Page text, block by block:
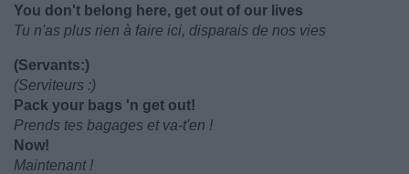
You don't belong here, get out of our lives
Tu n'as plus rien à faire ici, disparais de nos vies
(Servants:)
(Serviteurs :)
Pack your bags 'n get out!
Prends tes bagages et va-t'en !
Now!
Maintenant !